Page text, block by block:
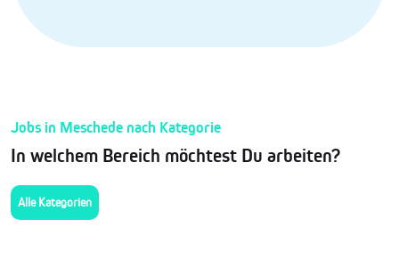
Jobs in Meschede nach Kategorie
In welchem Bereich möchtest Du arbeiten?
Alle Kategorien